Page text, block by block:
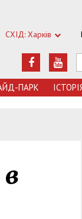
СХІД: Харків
ПАРК